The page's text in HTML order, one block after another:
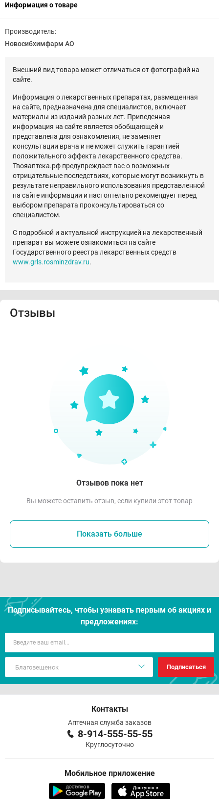
Информация о товаре
Производитель:
Новосибхимфарм АО
Внешний вид товара может отличаться от фотографий на
сайте.
Информация о лекарственных препаратах, размещенная
на сайте, предназначена для специалистов, включает
материалы из изданий разных лет. Приведенная
информация на сайте является обобщающей и
представлена для ознакомления, не заменяет
консультации врача и не может служить гарантией
положительного эффекта лекарственного средства.
Твояаптека.рф предупреждает вас о возможных
отрицательные последствиях, которые могут возникнуть в
результате неправильного использования представленной
на сайте информации и настоятельно рекомендует перед
выбором препарата проконсультироваться со
специалистом.
С подробной и актуальной инструкцией на лекарственный
препарат вы можете ознакомиться на сайте
Государственного реестра лекарственных средств
www.grls.rosminzdrav.ru.
Отзывы
Отзывов пока нет
Вы можете оставить отзыв, если купили этот товар
Показать больше
Подписывайтесь, чтобы узнавать первым об акцияx и
предложениях:
Подписаться
Контакты
Аптечная служба заказов
8-914-555-55-55
Круглосуточно
Мобильное приложение